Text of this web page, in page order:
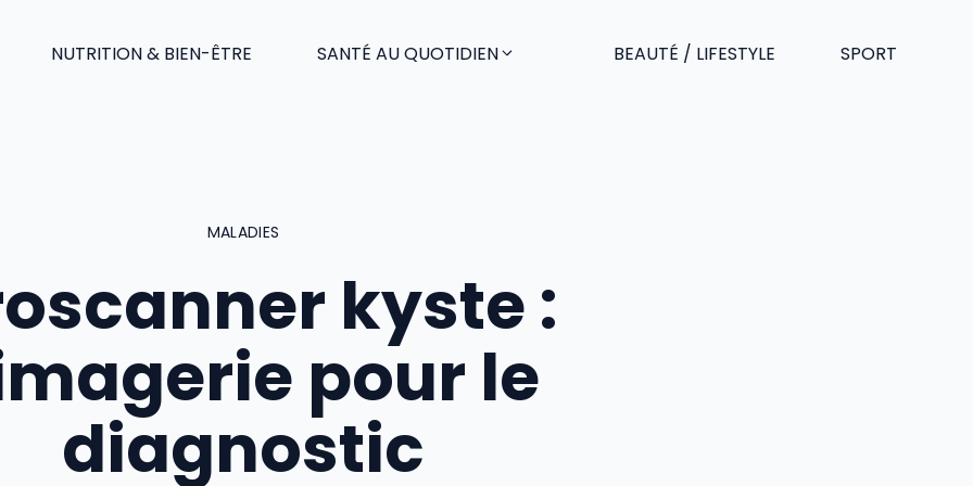
NUTRITION & BIEN-ÊTRE SANTÉ AU QUOTIDIEN BEAUTÉ / LIFESTYLE SPORT
MALADIES
kyste :
pour le
diagnostic